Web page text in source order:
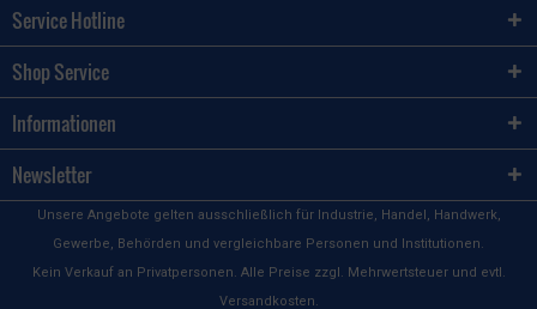
Service Hotline
Shop Service
Informationen
Newsletter
Unsere Angebote gelten ausschließlich für Industrie, Handel, Handwerk,
Gewerbe, Behörden und vergleichbare Personen und Institutionen.
Kein Verkauf an Privatpersonen. Alle Preise zzgl. Mehrwertsteuer und evtl.
Versandkosten.